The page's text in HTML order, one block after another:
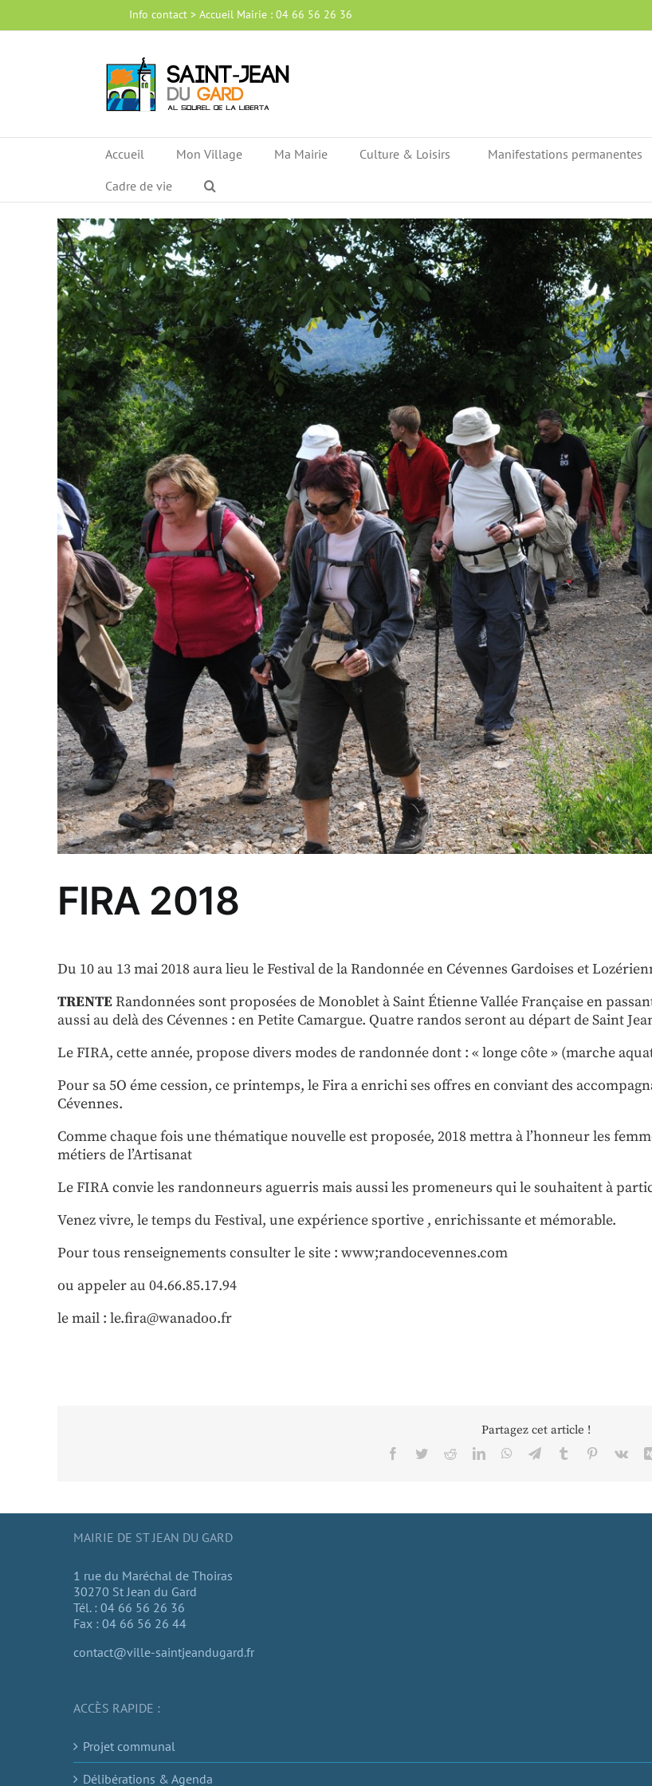
Info contact > Accueil Mairie : 04 66 56 26 36
Accueil Mon Village Ma Mairie Culture & Loisirs Manifestations permanentes
Cadre de vie
Voir
l'image
agrandie
FIRA 2018
Du 10 au 13 mai 2018 aura lieu le Festival de la Randonnée en Cévennes Gardoises et
TRENTERandonnées sont proposées de Monoblet à Saint Étienne Vallée Française en
aussi au delà des Cévennes : en Petite Camargue. Quatre randos seront au départ de Saint
Le FIRA, cette année, propose divers modes de randonnée dont : « longe côte » (marche
Pour sa 5O éme cession, ce printemps, le Fira a enrichi ses offres en conviant des
Cévennes.
Comme chaque fois une thématique nouvelle est proposée, 2018 mettra à l’honneur les
métiers de l’Artisanat
Le FIRA convie les randonneurs aguerris mais aussi les promeneurs qui le souhaitent à
Venez vivre, le temps du Festival, une expérience sportive , enrichissante et mémorable.
Pour tous renseignements consulter le site : www;randocevennes.com
ou appeler au 04.66.85.17.94
le mail : le.fira@wanadoo.fr
Partagez cet article !
Facebook
TwitterRedditLinkedInWhatsApp
TelegramTumblr Pinterest
Vk
MAIRIE DE ST JEAN DU GARD
1 rue du Maréchal de Thoiras
30270 St Jean du Gard
Tél. : 04 66 56 26 36
Fax : 04 66 56 26 44
contact@ville-saintjeandugard.fr
ACCÈS RAPIDE :
Projet communal
Délibérations & Agenda